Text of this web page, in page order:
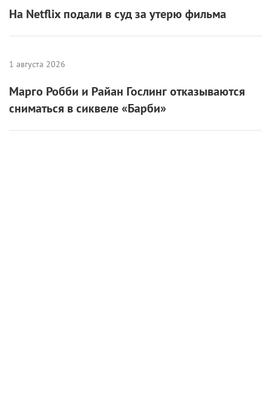
На Netflix подали в суд за утерю фильма
1 августа 2026
Марго Робби и Райан Гослинг отказываются
сниматься в сиквеле «Барби»